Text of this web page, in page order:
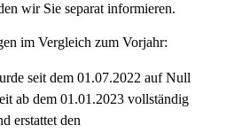
wir Sie separat informieren.
im Vergleich zum Vorjahr:
seit dem 01.07.2022 auf Null
ab dem 01.01.2023 vollständig
erstattet den